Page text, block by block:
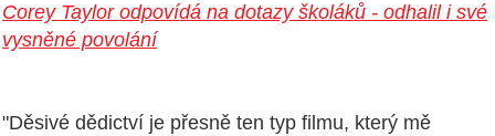
Corey Taylor odpovídá na dotazy školáků - odhalil i své
vysněné povolání
"Děsivé dědictví je přesně ten typ filmu, který mě